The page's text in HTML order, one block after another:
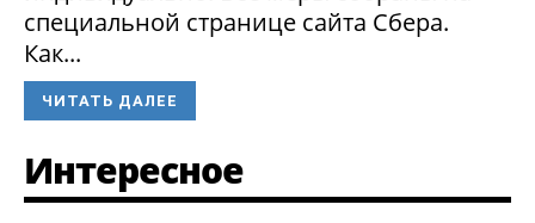
специальной странице сайта Сбера.
Как...
ЧИТАТЬ ДАЛЕЕ
Интересное